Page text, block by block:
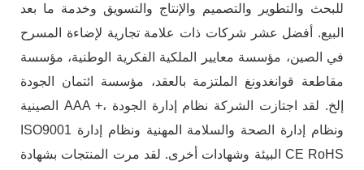
للبحث والتطوير والتصميم والإنتاج والتسويق وخدمة ما بعد
البيع. أفضل عشر شركات ذات علامة تجارية لإضاءة المسرح
في الصين، مؤسسة معايير الملكية الفكرية الوطنية، مؤسسة
مقاطعة قوانغدونغ الملتزمة بالعقد، مؤسسة ائتمان الجودة
الصينية AAA +، إلخ. لقد اجتازت الشركة نظام إدارة الجودة
ISO9001 ونظام إدارة الصحة والسلامة المهنية ونظام إدارة
البيئة وشهادات أخرى. لقد مرت المنتجات بشهادة CE RoHS